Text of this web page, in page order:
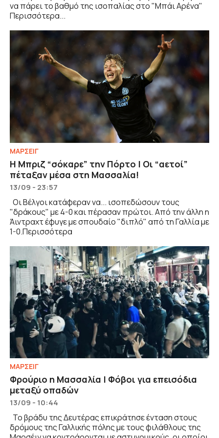
να πάρει το βαθμό της ισοπαλίας στο "Μπάι Αρένα"
Περισσότερα...
ΜΑΡΣΕΙΓ
Η Μπριζ “σόκαρε” την Πόρτο | Οι “αετοί”
πέταξαν μέσα στη Μασσαλία!
13/09 - 23:57
Οι Βέλγοι κατάφεραν να... ισοπεδώσουν τους
"δράκους" με 4-0 και πέρασαν πρώτοι. Από την άλλη η
Άιντραχτ έφυγε με σπουδαίο "διπλό" από τη Γαλλία με
1-0.Περισσότερα
ΜΑΡΣΕΙΓ
Φρούριο η Μασσαλία | Φόβοι για επεισόδια
μεταξύ οπαδών
13/09 - 10:44
To βράδυ της Δευτέρας επικράτησε ένταση στους
δρόμους της Γαλλικής πόλης με τους φιλάθλους της